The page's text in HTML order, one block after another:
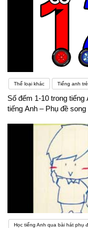
Thể loại khác Tiếng anh
Số đếm 1-10 trong
tiếng Anh – Phụ đề
Học tiếng Anh qua bài hát phụ